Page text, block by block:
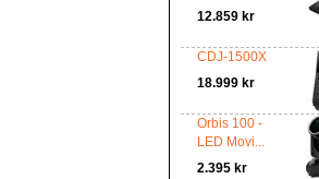
12.859 kr
CDJ-1500X
18.999 kr
Orbis 100 -
LED Movi...
2.395 kr